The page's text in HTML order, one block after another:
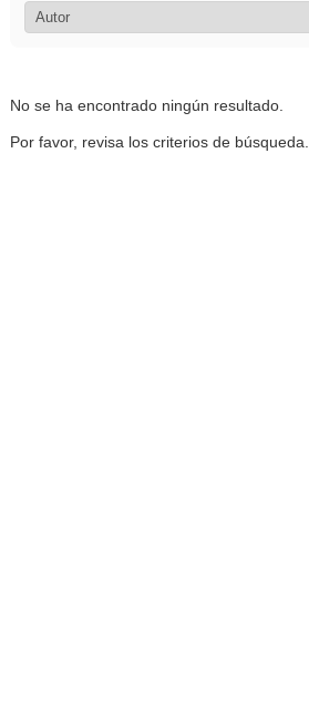
No se ha encontrado ningún resultado.
Por favor, revisa los criterios de búsqueda.